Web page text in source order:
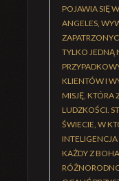
POJAWIA SIĘ
ANGELES,
TYLKO JEDNĄ
KLIENTÓW I
MISJĘ, KTÓRA
LUDZKOŚCI.
ŚWIECIE, W
INTELIGENCJA
KAŻDY Z